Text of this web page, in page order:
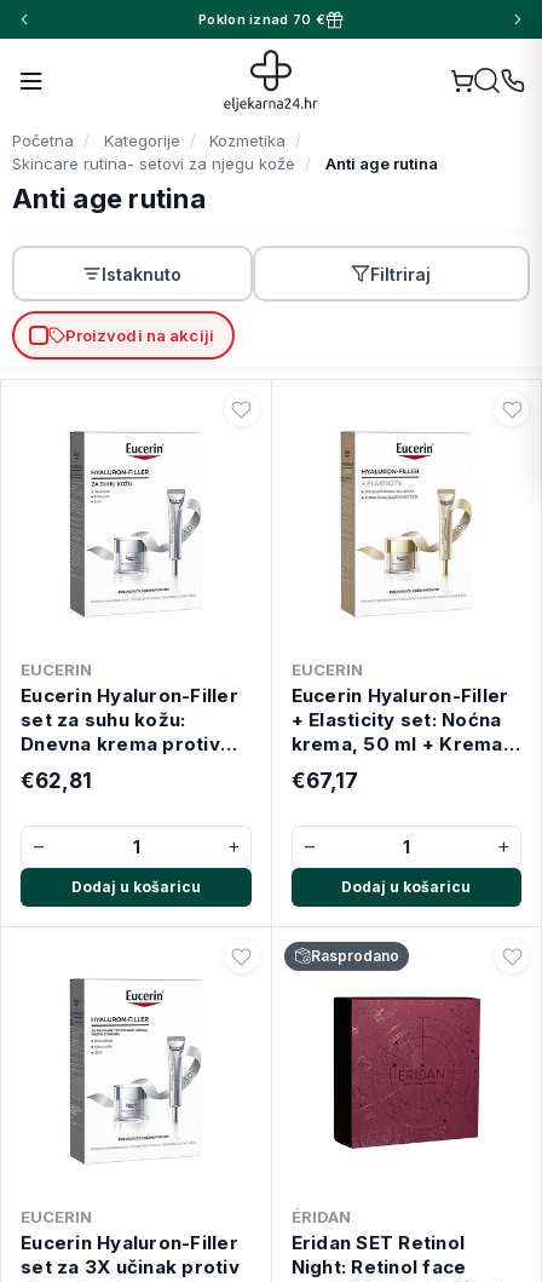
Poklon iznad 70 €
Početna Kategorije
Kozmetika
Skincare rutina- setovi za njegu kože
Anti age rutina
Anti age rutina
Istaknuto Filtriraj
Proizvodi na akciji
EUCERIN
Eucerin Hyaluron-Filler
set za suhu kožu:
Dnevna krema protiv
bora SPF15, 50 ml +
Krema za područje oko
€62,81
− +
Dodaj u košaricu
EUCERIN
Eucerin Hyaluron-Filler
+ Elasticity set: Noćna
krema, 50 ml + Krema
za oči SPF20, 15 ml
€67,17
− +
Dodaj u košaricu
EUCERIN
Eucerin Hyaluron-Filler
set za 3X učinak protiv
Rasprodano
ÉRIDAN
Eridan SET Retinol
Night: Retinol face